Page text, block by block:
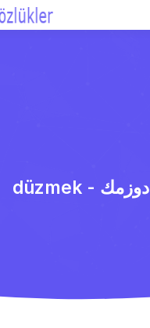
düzmek - دوزمك